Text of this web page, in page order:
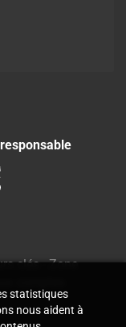
clés-Zone
statistiques
nous aident à